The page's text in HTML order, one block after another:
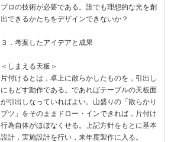
プロの技術が必要である。誰でも理想的な光を創
出できるかたちをデザインできないか？
３．考案したアイデアと成果
＜しまえる天板＞
片付けるとは，卓上に散らかしたものを，引出し
にもどす動作である。であればテーブルの天板面
が引出しなっていればよい。山盛りの「散らかり
ブツ」をそのままドロー・インできれば，片付け
行為自体がほぼなくせる。上記方針をもとに基本
設計，実施設計を行い，来年度製作に入る。